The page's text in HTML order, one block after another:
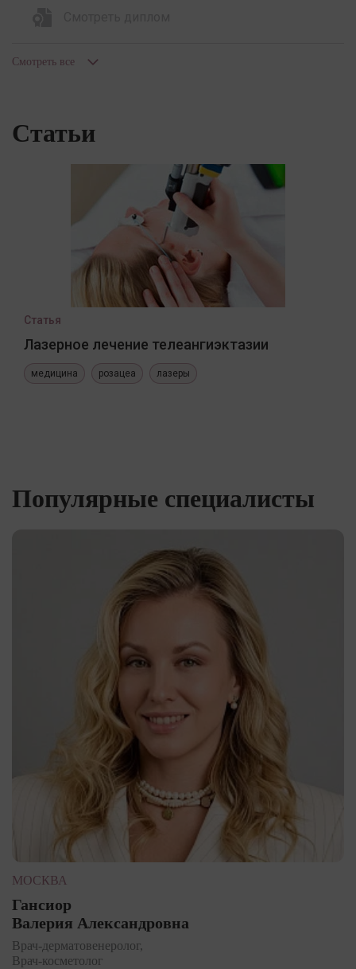
Смотреть все
Статьи
Статья
Лазерное лечение телеангиэктазии
медицина розацеа лазеры
Популярные специалисты
МОСКВА
Гансиор
Валерия Александровна
Врач-дерматовенеролог,
Врач-косметолог